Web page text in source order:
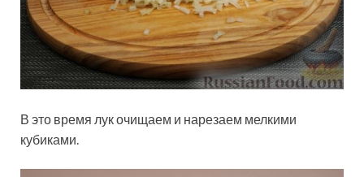
В это время лук очищаем и нарезаем мелкими
кубиками.